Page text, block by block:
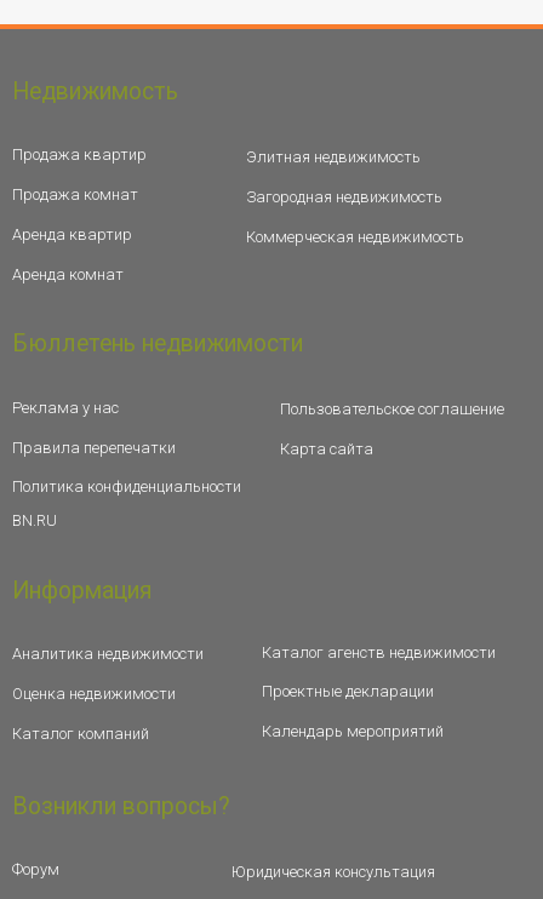
Недвижимость
Продажа квартир
Продажа комнат
Аренда квартир
Аренда комнат
Элитная недвижимость
Загородная недвижимость
Коммерческая недвижимость
Бюллетень недвижимости
Реклама у нас
Правила перепечатки
Политика конфиденциальности
BN.RU
Пользовательское соглашение
Карта сайта
Информация
Аналитика недвижимости
Оценка недвижимости
Каталог компаний
Каталог агенств недвижимости
Проектные декларации
Календарь мероприятий
Возникли вопросы?
Форум Юридическая консультация